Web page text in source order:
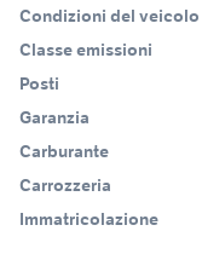
Condizioni del veicolo
Classe emissioni
Posti
Garanzia
Carburante
Carrozzeria
Immatricolazione